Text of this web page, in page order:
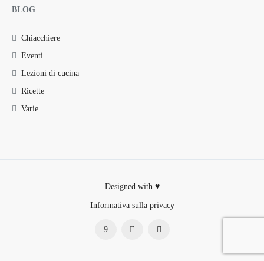
BLOG
Chiacchiere
Eventi
Lezioni di cucina
Ricette
Varie
Designed with ♥
Informativa sulla privacy